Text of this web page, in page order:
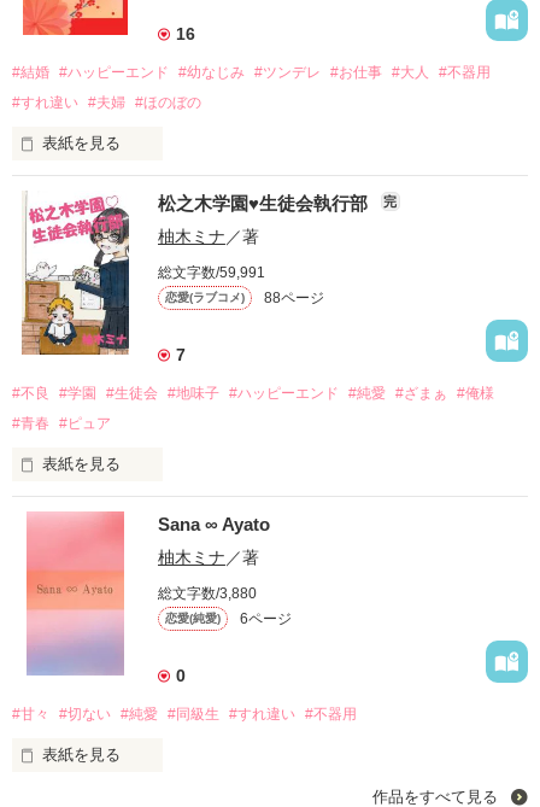
16
#結婚 #ハッピーエンド #幼なじみ #ツンデレ #お仕事 #大人
#不器用
#すれ違い #夫婦 #ほのぼの
表紙を見る
敬い、慈しみ、生涯愛す。
永遠に離れないと誓いましょう。
あなたが欲しいと望むなら。
顔を合わせば啀み合って
双方似たことばかりを繰り返す。
作品を読む
松之木学園♥生徒会執行部 完
柚木ミナ／著
総文字数/59,991
恋愛(ラブコメ) 88ページ
7
#不良 #学園 #生徒会 #地味子 #ハッピーエンド #純愛 #ざまぁ
#俺様
#青春
#ピュア
表紙を見る
初めて知った、この胸の高鳴り。
初めて芽生えた、このときめき。
出会った瞬間に運命だと感じた。
世界中探したって私にはこいつしかいない。
Sana ∞ Ayato
柚木ミナ ／著
総文字数/3,880
恋愛(純愛) 6ページ
0
#甘々 #切ない #純愛 #同級生 #すれ違い #不器用
表紙を見る
作品をすべて見る